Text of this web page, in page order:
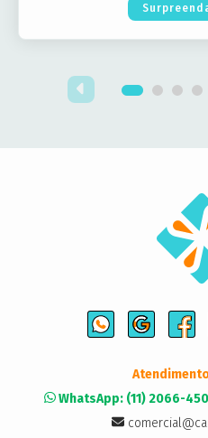
WhatsApp: (11) 2066-